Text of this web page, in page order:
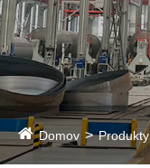
Domov Produkty